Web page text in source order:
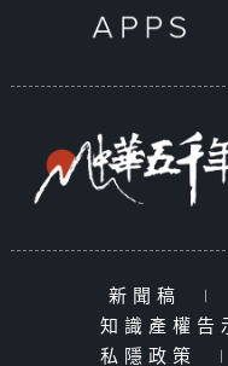
新聞稿 |
知識產權告
私隱政策
|